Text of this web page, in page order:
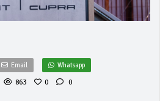
Email Whatsapp
863 0 0